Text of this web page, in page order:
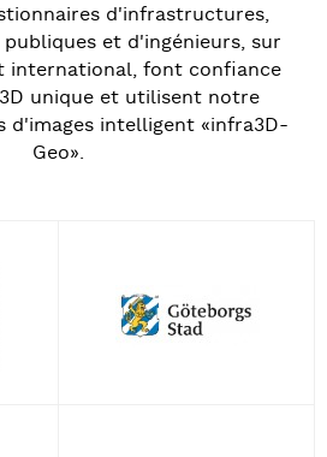
d'infrastructures,
et d'ingénieurs, sur
international, font confiance
unique et utilisent notre
d'images intelligent «infra3D-
Geo».